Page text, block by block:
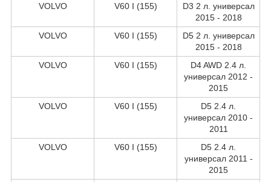
VOLVO
V60 I (155)
D3 2 л. универсал
2015 - 2018
VOLVO
V60 I (155)
D5 2 л. универсал
2015 - 2018
VOLVO
V60 I (155)
D4 AWD 2.4 л.
универсал 2012 -
2015
VOLVO
V60 I (155)
D5 2.4 л.
универсал 2010 -
2011
VOLVO
V60 I (155)
D5 2.4 л.
универсал 2011 -
2015